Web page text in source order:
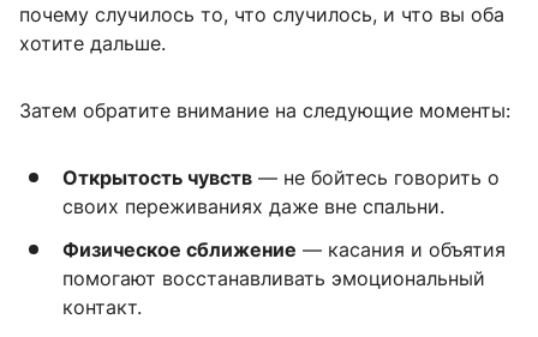
почему случилось то, что случилось, и что вы оба
хотите дальше.
Затем обратите внимание на следующие моменты:
Открытость чувств — не бойтесь говорить о
своих переживаниях даже вне спальни.
Физическое сближение — касания и объятия
помогают восстанавливать эмоциональный
контакт.